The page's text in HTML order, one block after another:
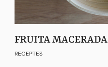
FRUITA MACERADA
RECEPTES